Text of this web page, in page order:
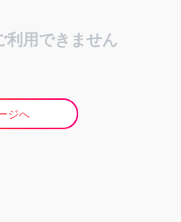
利用できません